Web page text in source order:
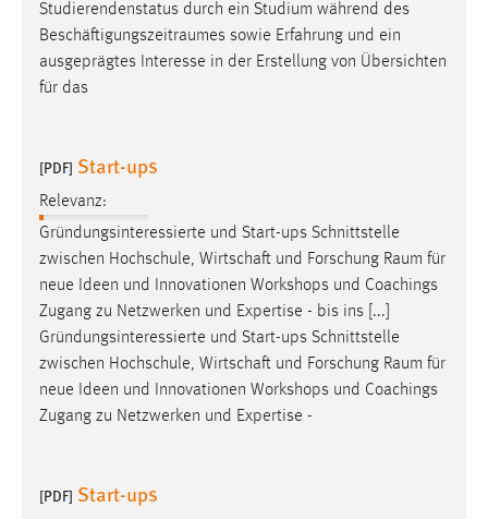
Studierendenstatus durch ein Studium während des
Beschäftigungszeitraumes sowie Erfahrung und ein
ausgeprägtes Interesse in der Erstellung von Übersichten
für das
[PDF] Start-ups
Relevanz:
Gründungsinteressierte und Start-ups Schnittstelle
zwischen Hochschule, Wirtschaft und Forschung Raum für
neue Ideen und Innovationen Workshops und Coachings
Zugang zu Netzwerken und Expertise - bis ins [...]
Gründungsinteressierte und Start-ups Schnittstelle
zwischen Hochschule, Wirtschaft und Forschung Raum für
neue Ideen und Innovationen Workshops und Coachings
Zugang zu Netzwerken und Expertise -
[PDF] Start-ups